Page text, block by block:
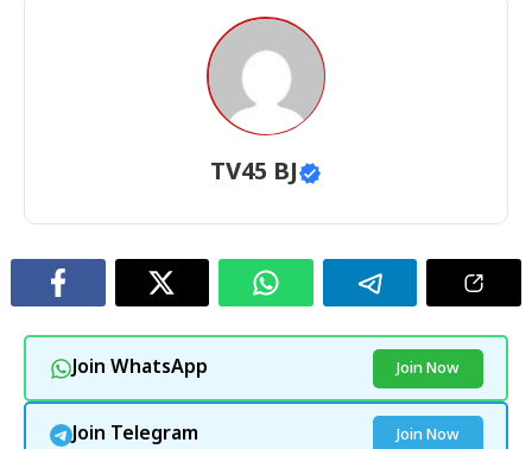
TV45 BJ
Join WhatsApp Join Now
Join Telegram Join Now